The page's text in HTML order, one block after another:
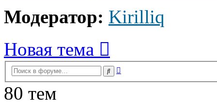
Модератор: Kirilliq
Новая тема
Поиск
80 тем